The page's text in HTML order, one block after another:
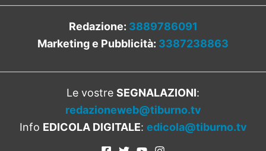
Redazione: 3889786091
Marketing e Pubblicità: 3387238863
Le vostre SEGNALAZIONI:
redazioneweb@tiburno.tv
Info EDICOLA DIGITALE: edicola@tiburno.tv